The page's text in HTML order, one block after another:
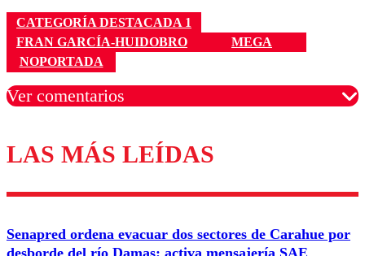
CATEGORÍA DESTACADA 1
FRAN GARCÍA-HUIDOBRO
MEGA
NOPORTADA
Ver comentarios
Los comentarios son moderados para garantizar un
diálogo respetuoso.
Nombre
Correo
LAS MÁS LEÍDAS
Senapred ordena evacuar dos sectores de Carahue por